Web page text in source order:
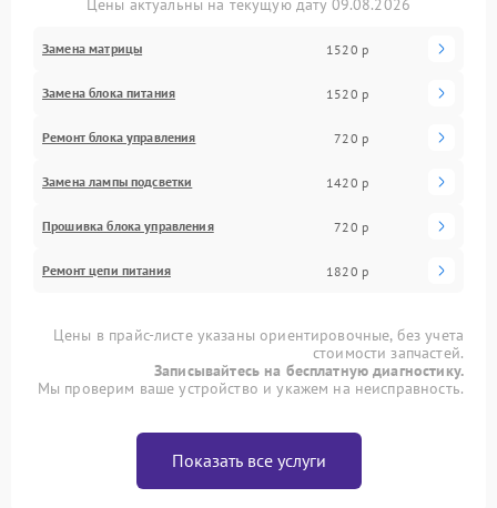
Цены актуальны на текущую дату 09.08.2026
Замена матрицы 1520 р
Замена блока питания 1520 р
Ремонт блока управления 720 р
Замена лампы подсветки 1420 р
Прошивка блока управления 720 р
Ремонт цепи питания 1820 р
Цены в прайс-листе указаны ориентировочные, без учета
стоимости запчастей.
Записывайтесь на бесплатную диагностику.
Мы проверим ваше устройство и укажем на неисправность.
Показать все услуги